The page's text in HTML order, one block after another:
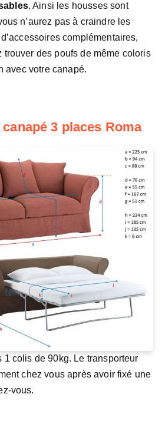
. Ainsi les housses sont
n’aurez pas à craindre les
complémentaires,
trouver des poufs de même coloris
avec votre canapé.
3 places Roma
1 colis de 90kg. Le transporteur
chez vous après avoir fixé une
vous.